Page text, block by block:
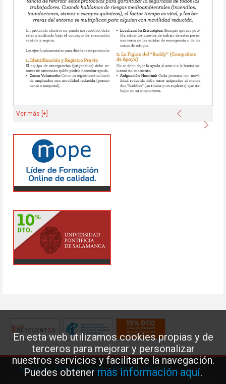
En esta web utilizamos cookies propias y de
terceros para mejorar y personalizar
nuestros servicios y facilitarte la navegación.
Puedes obtenermás información aquí.
Anterior
Ver más [+]
Aviso legal Política de Cookies· Política de privacidad